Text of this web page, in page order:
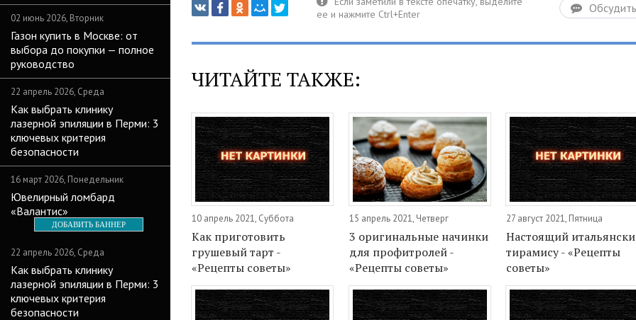
02 июнь 2026, Вторник
Газон купить в Москве: от
выбора до покупки — полное
руководство
22 апрель 2026, Среда
Как выбрать клинику
лазерной эпиляции в Перми: 3
ключевых критерия
безопасности
16 март 2026, Понедельник
Ювелирный ломбард
«Валантис»
ДОБАВИТЬ БАННЕР
22 апрель 2026, Среда
Как выбрать клинику
лазерной эпиляции в Перми: 3
ключевых критерия
безопасности
Обсудить
ЧИТАЙТЕ ТАКЖЕ:
10 апрель 2021, Суббота
Как приготовить
грушевый тарт -
«Рецепты советы»
15 апрель 2021, Четверг
3 оригинальные начинки
для профитролей -
«Рецепты советы»
27 август 2021, Пятница
Настоящий
тирамису - «Рецепты
советы»